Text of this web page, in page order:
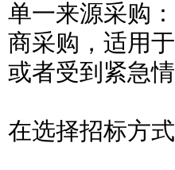
单一来源采购
商采购，适用
或者受到紧急情
在选择招标方